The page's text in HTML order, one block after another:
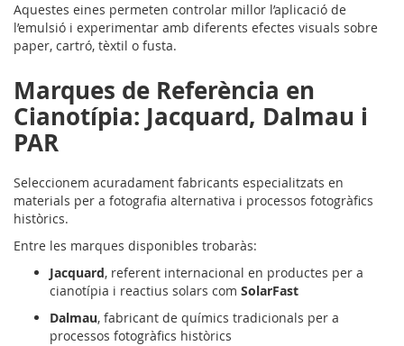
Aquestes eines permeten controlar millor l’aplicació de
l’emulsió i experimentar amb diferents efectes visuals sobre
paper, cartró, tèxtil o fusta.
Marques de Referència en
Cianotípia: Jacquard, Dalmau i
PAR
Seleccionem acuradament fabricants especialitzats en
materials per a fotografia alternativa i processos fotogràfics
històrics.
Entre les marques disponibles trobaràs:
Jacquard, referent internacional en productes per a
cianotípia i reactius solars com SolarFast
Dalmau, fabricant de químics tradicionals per a
processos fotogràfics històrics